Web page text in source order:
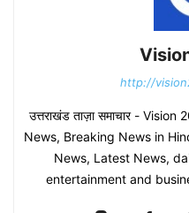
http://
उत्तराखंड ताज़ा समाचार -
News, Breaking News in
News, Latest News,
entertainment and